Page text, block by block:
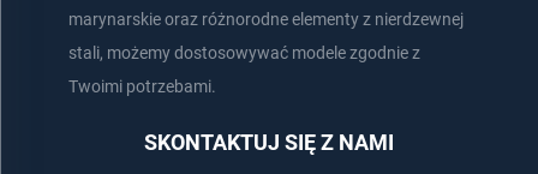
marynarskie oraz różnorodne elementy z nierdzewnej
stali, możemy dostosowywać modele zgodnie z
Twoimi potrzebami.
SKONTAKTUJ SIĘ Z NAMI